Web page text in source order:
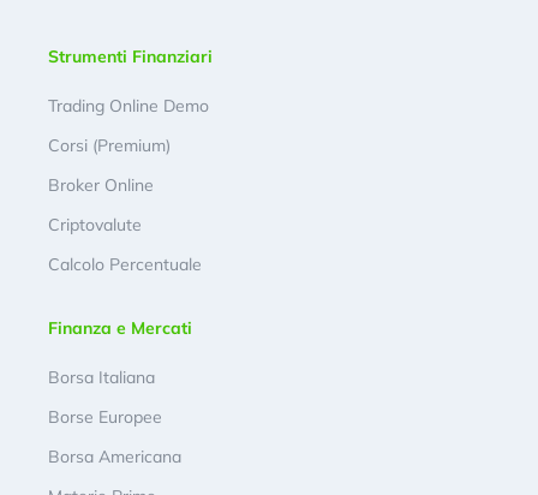
Strumenti Finanziari
Trading Online Demo
Corsi (Premium)
Broker Online
Criptovalute
Calcolo Percentuale
Finanza e Mercati
Borsa Italiana
Borse Europee
Borsa Americana